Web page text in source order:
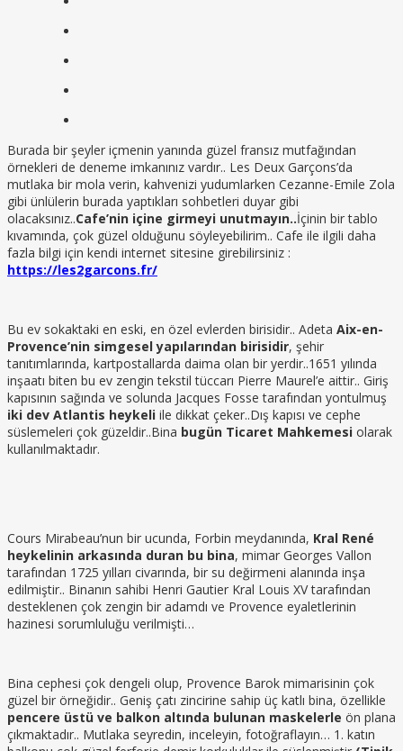
Burada bir şeyler içmenin yanında güzel fransız mutfağından
örnekleri de deneme imkanınız vardır.. Les Deux Garçons’da
mutlaka bir mola verin, kahvenizi yudumlarken Cezanne-Emile Zola
gibi ünlülerin burada yaptıkları sohbetleri duyar gibi
olacaksınız..Cafe’nin içine girmeyi unutmayın..İçinin bir tablo
kıvamında, çok güzel olduğunu söyleyebilirim.. Cafe ile ilgili daha
fazla bilgi için kendi internet sitesine girebilirsiniz :
https://les2garcons.fr/
Bu ev sokaktaki en eski, en özel evlerden birisidir.. Adeta Aix-en-
Provence’nin simgesel yapılarından birisidir, şehir
tanıtımlarında, kartpostallarda daima olan bir yerdir..1651 yılında
inşaatı biten bu ev zengin tekstil tüccarı Pierre Maurel’e aittir.. Giriş
kapısının sağında ve solunda Jacques Fosse tarafından yontulmuş
iki dev Atlantis heykeli ile dikkat çeker..Dış kapısı ve cephe
süslemeleri çok güzeldir..Bina bugün Ticaret Mahkemesi olarak
kullanılmaktadır.
Cours Mirabeau’nun bir ucunda, Forbin meydanında, Kral René
heykelinin arkasında duran bu bina, mimar Georges Vallon
tarafından 1725 yılları civarında, bir su değirmeni alanında inşa
edilmiştir.. Binanın sahibi Henri Gautier Kral Louis XV tarafından
desteklenen çok zengin bir adamdı ve Provence eyaletlerinin
hazinesi sorumluluğu verilmişti…
Bina cephesi çok dengeli olup, Provence Barok mimarisinin çok
güzel bir örneğidir.. Geniş çatı zincirine sahip üç katlı bina, özellikle
pencere üstü ve balkon altında bulunan maskelerle ön plana
çıkmaktadır.. Mutlaka seyredin, inceleyin, fotoğraflayın… 1. katın